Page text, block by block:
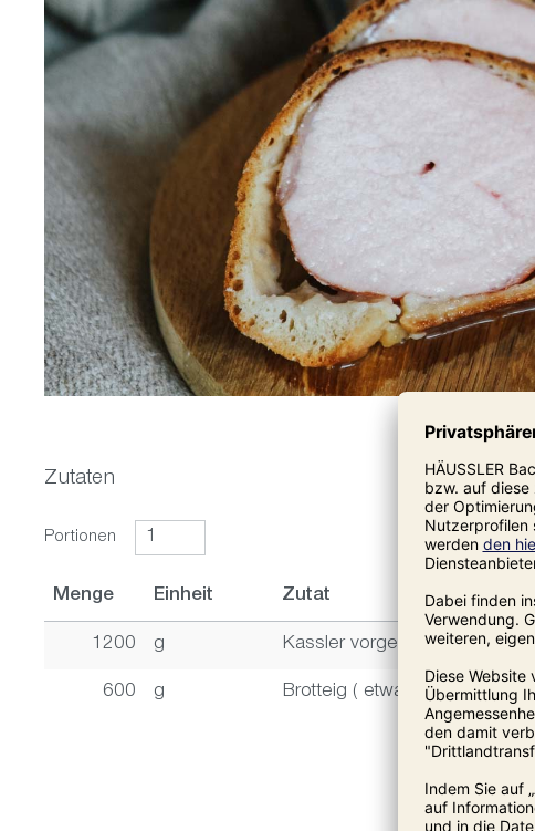
Zutaten
Portionen
Menge Einheit Zutat
1200 g Kassler vorgekocht
600 g Brotteig ( etwa die Hälfte des